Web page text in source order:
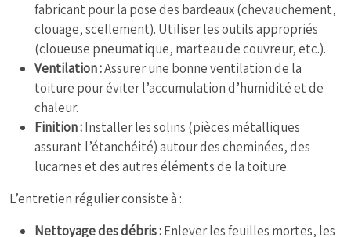
fabricant pour la pose des bardeaux (chevauchement,
clouage, scellement). Utiliser les outils appropriés
(cloueuse pneumatique, marteau de couvreur, etc.).
Ventilation :Assurer une bonne ventilation de la
toiture pour éviter l’accumulation d’humidité et de
chaleur.
Finition :Installer les solins (pièces métalliques
assurant l’étanchéité) autour des cheminées, des
lucarnes et des autres éléments de la toiture.
L’entretien régulier consiste à :
Nettoyage des débris :Enlever les feuilles mortes, les